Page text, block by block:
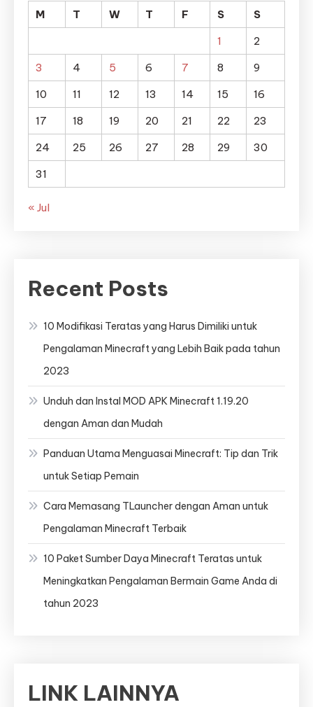
M
T W T F S
S
1
2
3
4 5 6 7 8
9
10
11 12 13 14 15
16
17
18 19 20 21 22
23
24
25 26 27 28 29
30
31
« Jul
Recent Posts
10 Modifikasi Teratas yang Harus Dimiliki untuk
Pengalaman Minecraft yang Lebih Baik pada tahun
2023
Unduh dan Instal MOD APK Minecraft 1.19.20
dengan Aman dan Mudah
Panduan Utama Menguasai Minecraft: Tip dan Trik
untuk Setiap Pemain
Cara Memasang TLauncher dengan Aman untuk
Pengalaman Minecraft Terbaik
10 Paket Sumber Daya Minecraft Teratas untuk
Meningkatkan Pengalaman Bermain Game Anda di
tahun 2023
LINK LAINNYA